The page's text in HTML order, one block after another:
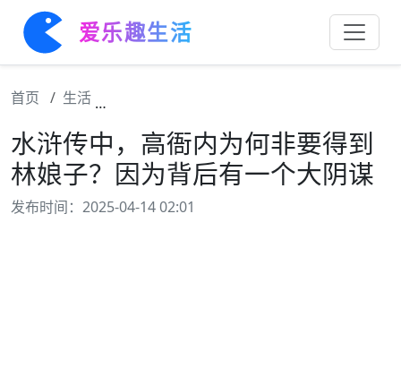
爱乐趣生活
首页 生活
水浒传中，高衙内为何非要得到
林娘子？因为背后有一个大阴谋
发布时间：2025-04-14 02:01